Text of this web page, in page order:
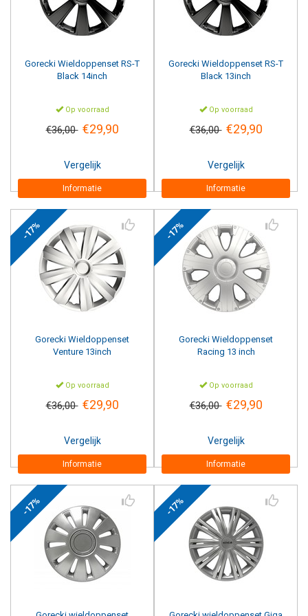
Gorecki Wieldoppenset RS-T
Black 14inch
Op voorraad
€36,00 €29,90
Vergelijk
Informatie
Gorecki Wieldoppenset RS-T
Black 13inch
Op voorraad
€36,00 €29,90
Vergelijk
Informatie
-17%
Gorecki Wieldoppenset
Venture 13inch
Op voorraad
€36,00 €29,90
Vergelijk
Informatie
-17%
Gorecki Wieldoppenset
Racing 13 inch
Op voorraad
€36,00 €29,90
Vergelijk
Informatie
-17% -17%